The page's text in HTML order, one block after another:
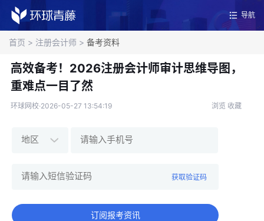
导航
首页 > 注册会计师 > 备考资料
高效备考！2026注册会计师审计思维导图，
重难点一目了然
环球网校·2026-05-27 13:54:19 浏览 收藏
获取验证码
订阅报考资讯